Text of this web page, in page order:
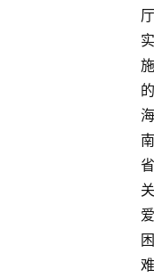
厅
实
施
的
海
南
省
关
爱
困
难